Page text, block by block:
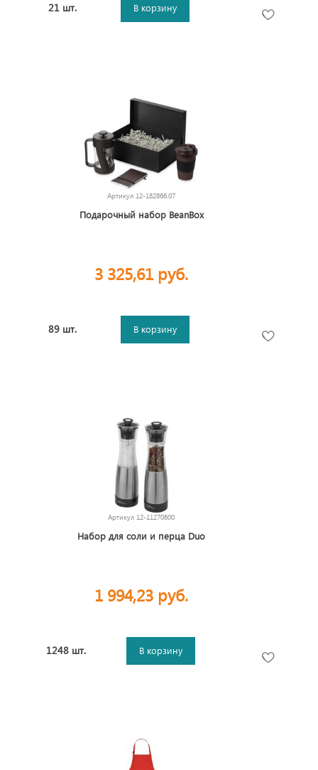
21 шт. В корзину
Артикул 12-182866.07
Подарочный набор BeanBox
3 325,61 руб.
89 шт. В корзину
Артикул 12-11270600
Набор для соли и перца Duo
1 994,23 руб.
1248 шт. В корзину